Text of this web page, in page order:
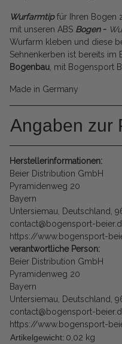
Wurfarmtip für Ihren Bogen
mit unseren ABS Bogen-
Wurfarm kleben und diese
Sehnenkerben ist bereits im
Bogenbau, mit Bogensport
Made in Germany
Angaben zur
Herstellerinformationen:
Beier Distribution GmbH
Pyramidenweg 20
Bayern
Untersiemau, Deutschland,
contact@bogensport-
https://www.bogensport-
verantwortliche Person:
Beier Distribution GmbH
Pyramidenweg 20
Bayern
Untersiemau, Deutschland,
contact@bogensport-
https://www.bogensport-
Artikelgewicht: 0,02 kg